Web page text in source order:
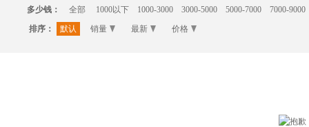
多少钱： 全部 1000以下 1000-3000 3000-5000 5000-7000
7000-9000
排序：
默认 销量 最新 价格